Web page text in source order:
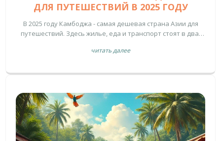
ДЛЯ ПУТЕШЕСТВИЙ В 2025 ГОДУ
В 2025 году Камбоджа - самая дешевая страна Азии для
путешествий. Здесь жилье, еда и транспорт стоят в два-
сколько нужно денег на месяц и как не переплатить.
читать далее